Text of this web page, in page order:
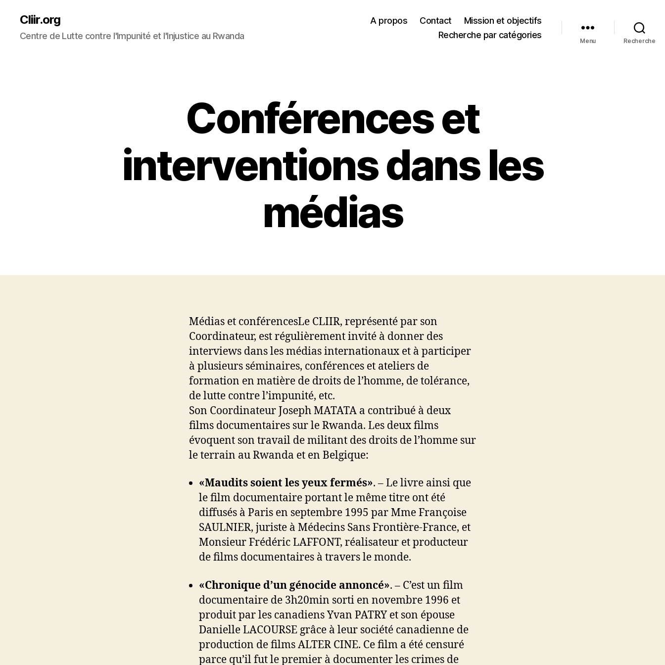
Cliir.org
Centre de Lutte contre l'Impunité et l'Injustice au Rwanda
A propos Contact
Mission et objectifs
Recherche par catégories
Menu Recherche
Conférences et
interventions dans les
médias
Médias et conférencesLe CLIIR, représenté par son
Coordinateur, est régulièrement invité à donner des
interviews dans les médias internationaux et à participer
à plusieurs séminaires, conférences et ateliers de
formation en matière de droits de l’homme, de tolérance,
de lutte contre l’impunité, etc.
Son Coordinateur Joseph MATATA a contribué à deux
films documentaires sur le Rwanda. Les deux films
évoquent son travail de militant des droits de l’homme sur
le terrain au Rwanda et en Belgique:
«Maudits soient les yeux fermés». – Le livre ainsi que
le film documentaire portant le même titre ont été
diffusés à Paris en septembre 1995 par Mme Françoise
SAULNIER, juriste à Médecins Sans Frontière-France, et
Monsieur Frédéric LAFFONT, réalisateur et producteur
de films documentaires à travers le monde.
«Chronique d’un génocide annoncé». – C’est un film
documentaire de 3h20min sorti en novembre 1996 et
produit par les canadiens Yvan PATRY et son épouse
Danielle LACOURSE grâce à leur société canadienne de
production de films ALTER CINE. Ce film a été censuré
parce qu’il fut le premier à documenter les crimes de